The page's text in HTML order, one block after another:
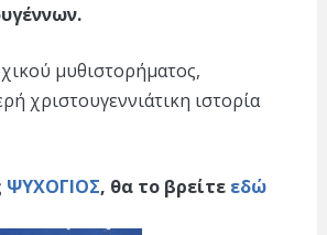
μυθιστορήματος,
χριστουγεννιάτικη ιστορία
ΨΥΧΟΓΙΟΣ, θα το βρείτε εδώ